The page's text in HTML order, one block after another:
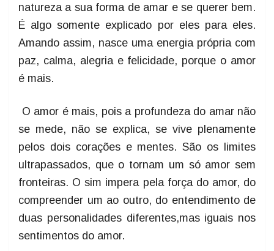
natureza a sua forma de amar e se querer bem.
É algo somente explicado por eles para eles.
Amando assim, nasce uma energia própria com
paz, calma, alegria e felicidade, porque o amor
é mais.
O amor é mais, pois a profundeza do amar não
se mede, não se explica, se vive plenamente
pelos dois corações e mentes. São os limites
ultrapassados, que o tornam um só amor sem
fronteiras. O sim impera pela força do amor, do
compreender um ao outro, do entendimento de
duas personalidades diferentes,mas iguais nos
sentimentos do amor.